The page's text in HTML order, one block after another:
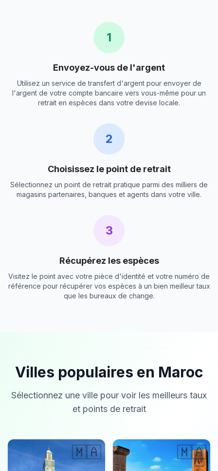
1
Envoyez-vous de l'argent
Utilisez un service de transfert d'argent pour envoyer de
l'argent de votre compte bancaire vers vous-même pour un
retrait en espèces dans votre devise locale.
2
Choisissez le point de retrait
Sélectionnez un point de retrait pratique parmi des milliers de
magasins partenaires, banques et agents dans votre ville.
3
Récupérez les espèces
Visitez le point avec votre pièce d'identité et votre numéro de
référence pour récupérer vos espèces à un bien meilleur taux
que les bureaux de change.
Villes populaires en Maroc
Sélectionnez une ville pour voir les meilleurs taux
et points de retrait
🇲🇦 🇲🇦